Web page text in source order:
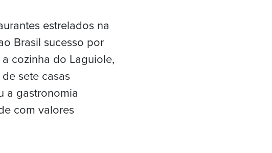
estrelados na
Brasil sucesso por
cozinha do Laguiole,
sete casas
a gastronomia
com valores